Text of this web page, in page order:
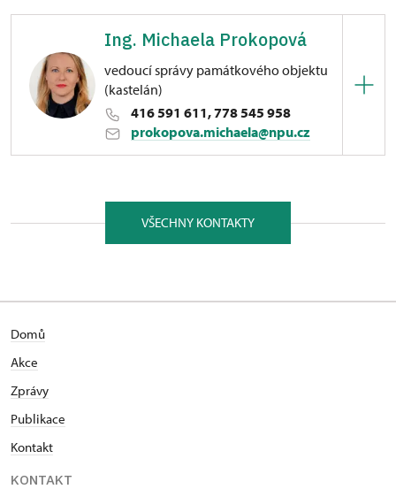
Ing. Michaela Prokopová
vedoucí správy památkového objektu
(kastelán)
416 591 611, 778 545 958
prokopova.michaela@npu.cz
náměstí 5. května 1/, Libochovice 41117
dlouholetou členkou organizace Junák – Český
občanskými sdruženími, které se podílejí na
VŠECHNY KONTAKTY
Domů
Akce
Zprávy
Publikace
Kontakt
KONTAKT